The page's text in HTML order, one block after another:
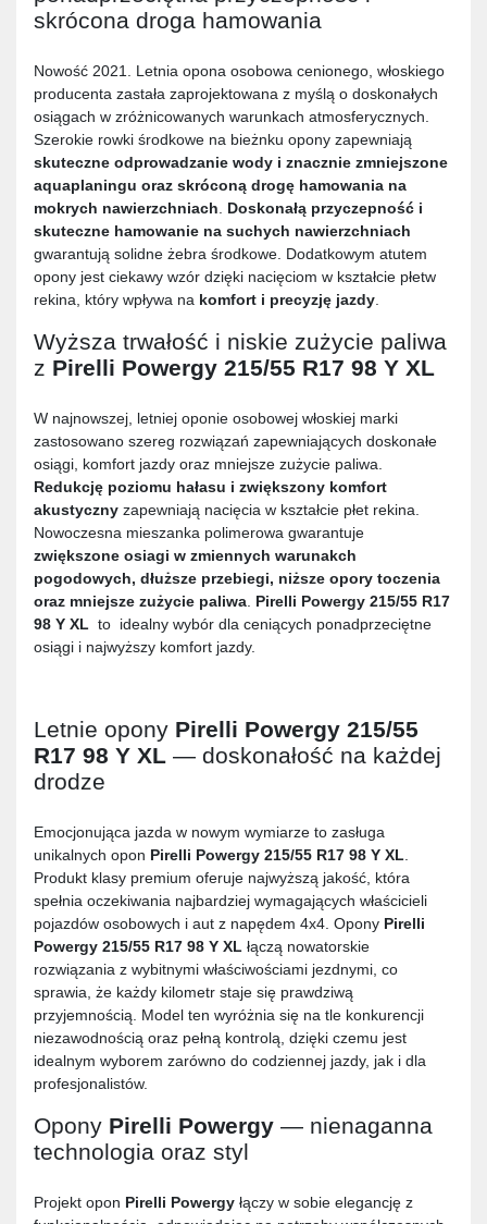
skrócona droga hamowania
Nowość 2021. Letnia opona osobowa cenionego, włoskiego
producenta zastała zaprojektowana z myślą o doskonałych
osiągach w zróżnicowanych warunkach atmosferycznych.
Szerokie rowki środkowe na bieżnku opony zapewniają
skuteczne odprowadzanie wody i znacznie zmniejszone
aquaplaningu oraz skróconą drogę hamowania na
mokrych nawierzchniach
Doskonałą przyczepność i
skuteczne hamowanie na suchych nawierzchniach
gwarantują solidne żebra środkowe. Dodatkowym atutem
opony jest ciekawy wzór dzięki nacięciom w kształcie płetw
rekina, który wpływa na komfort i precyzję jazdy
Wyższa trwałość i niskie zużycie paliwa
z Pirelli Powergy 215/55 R17 98 Y XL
W najnowszej, letniej oponie osobowej włoskiej marki
zastosowano szereg rozwiązań zapewniających doskonałe
osiągi, komfort jazdy oraz mniejsze zużycie paliwa.
Redukcję poziomu hałasu i zwiększony komfort
akustyczny zapewniają nacięcia w kształcie płet rekina.
Nowoczesna mieszanka polimerowa gwarantuje
zwiększone osiagi w zmiennych warunakch
pogodowych, dłuższe przebiegi, niższe opory toczenia
oraz mniejsze zużycie paliwa Pirelli Powergy 215/55 R17
98 Y XL to idealny wybór dla ceniących ponadprzeciętne
osiągi i najwyższy komfort jazdy.
Letnie opony Pirelli Powergy 215/55
R17 98 Y XL — doskonałość na każdej
drodze
Emocjonująca jazda w nowym wymiarze to zasługa
unikalnych opon Pirelli Powergy 215/55 R17 98 Y XL
Produkt klasy premium oferuje najwyższą jakość, która
spełnia oczekiwania najbardziej wymagających właścicieli
pojazdów osobowych i aut z napędem 4x4. Opony Pirelli
Powergy 215/55 R17 98 Y XL łączą nowatorskie
rozwiązania z wybitnymi właściwościami jezdnymi, co
sprawia, że każdy kilometr staje się prawdziwą
przyjemnością. Model ten wyróżnia się na tle konkurencji
niezawodnością oraz pełną kontrolą, dzięki czemu jest
idealnym wyborem zarówno do codziennej jazdy, jak i dla
profesjonalistów.
Opony Pirelli Powergy — nienaganna
technologia oraz styl
Projekt opon Pirelli Powergy łączy w sobie elegancję z